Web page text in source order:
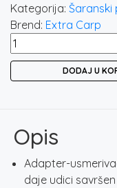
Kategorija: Šaranski
Brend: Extra Carp
EXTA
CARP
7883
količina
DODAJ U
Opis
Adapter-
daje udici